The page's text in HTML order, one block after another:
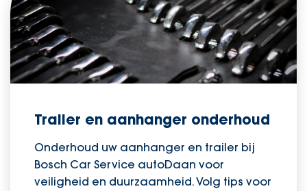
Trailer en aanhanger onderhoud
Onderhoud uw aanhanger en trailer bij
Bosch Car Service autoDaan voor
veiligheid en duurzaamheid. Volg tips voor